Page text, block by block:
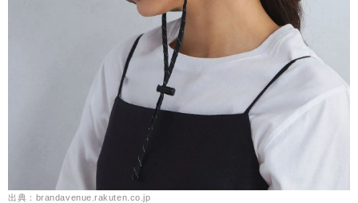
出典：brandavenue.rakuten.co.jp